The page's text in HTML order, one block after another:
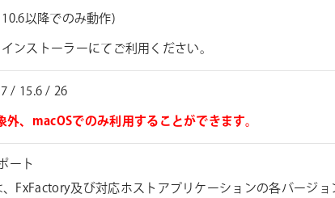
以降でのみ動作)
ンストーラーにてご利用ください。
/ 15.6 / 26
、macOSでのみ利用することができます。
ート
FxFactory及び対応ホストアプリケーションの各バージョ